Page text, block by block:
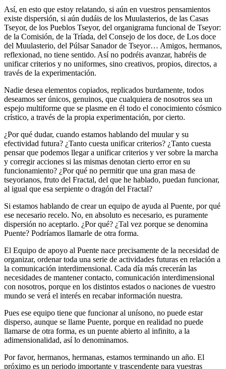
Así, en esto que estoy relatando, si aún en vuestros pensamientos
existe dispersión, si aún dudáis de los Muulasterios, de las Casas
Tseyor, de los Pueblos Tseyor, del organigrama funcional de Tseyor:
de la Comisión, de la Tríada, del Consejo de los doce, de Los doce
del Muulasterio, del Púlsar Sanador de Tseyor… Amigos, hermanos,
reflexionad, no tiene sentido. Así no podréis avanzar, habréis de
unificar criterios y no uniformes, sino creativos, propios, directos, a
través de la experimentación.
Nadie desea elementos copiados, replicados burdamente, todos
deseamos ser únicos, genuinos, que cualquiera de nosotros sea un
espejo multiforme que se plasme en él todo el conocimiento cósmico
crístico, a través de la propia experimentación, por cierto.
¿Por qué dudar, cuando estamos hablando del muular y su
efectividad futura? ¿Tanto cuesta unificar criterios? ¿Tanto cuesta
pensar que podemos llegar a unificar criterios y ver sobre la marcha
y corregir acciones si las mismas denotan cierto error en su
funcionamiento? ¿Por qué no permitir que una gran masa de
tseyorianos, fruto del Fractal, del que he hablado, puedan funcionar,
al igual que esa serpiente o dragón del Fractal?
Si estamos hablando de crear un equipo de ayuda al Puente, por qué
ese necesario recelo. No, en absoluto es necesario, es puramente
dispersión no aceptarlo. ¿Por qué? ¿Tal vez porque se denomina
Puente? Podríamos llamarle de otra forma.
El Equipo de apoyo al Puente nace precisamente de la necesidad de
organizar, ordenar toda una serie de actividades futuras en relación a
la comunicación interdimensional. Cada día más crecerán las
necesidades de mantener contacto, comunicación interdimensional
con nosotros, porque en los distintos estados o naciones de vuestro
mundo se verá el interés en recabar información nuestra.
Pues ese equipo tiene que funcionar al unísono, no puede estar
disperso, aunque se llame Puente, porque en realidad no puede
llamarse de otra forma, es un puente abierto al infinito, a la
adimensionalidad, así lo denominamos.
Por favor, hermanos, hermanas, estamos terminando un año. El
próximo es un periodo importante y trascendente para vuestras